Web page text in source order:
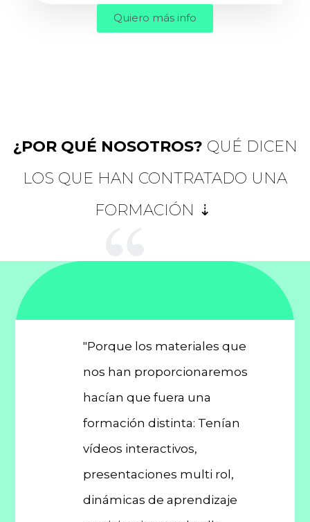
Quiero más info
¿POR QUÉ NOSOTROS? QUÉ DICEN
LOS QUE HAN CONTRATADO UNA
FORMACIÓN ⇣
"Porque los materiales que
nos han proporcionaremos
hacían que fuera una
formación distinta: Tenían
vídeos interactivos,
presentaciones multi rol,
dinámicas de aprendizaje